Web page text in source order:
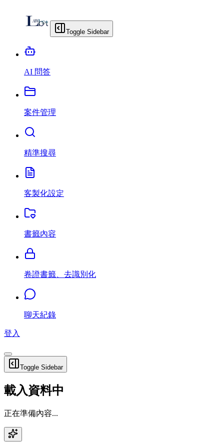
Toggle Sidebar
AI 問答
案件管理
精準搜尋
客製化設定
書籤內容
卷證書籤、去識別化
聊天紀錄
登入
Toggle Sidebar
載入資料中
正在準備內容...